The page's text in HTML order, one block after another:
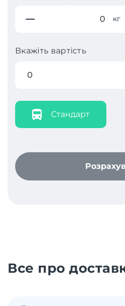
кг
Вкажіть вартість
Стандарт
Все про